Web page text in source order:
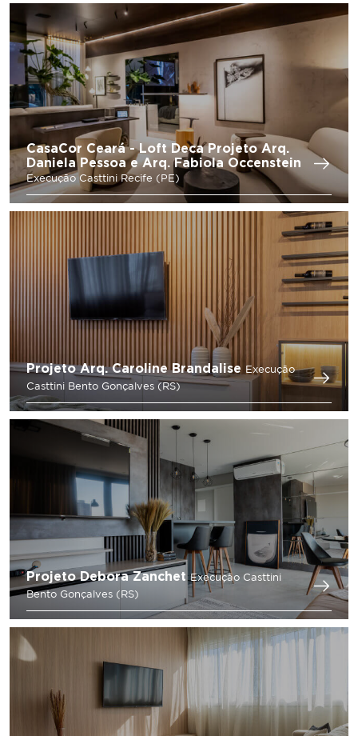
CasaCor Ceará - Loft DecaProjeto Arq.
Daniela Pessoae Arq. Fabiola Occenstein
Execução Casttini Recife (PE)
Projeto Arq. Caroline Brandalise
Execução
Casttini Bento Gonçalves (RS)
Projeto Debora Zanchet Execução Casttini
Bento Gonçalves (RS)